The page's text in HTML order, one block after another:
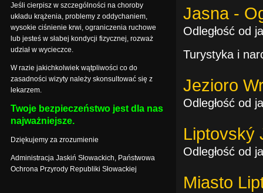
Jasna -
Odległość od
Turystyka i
Jezioro
Odległość od
Liptovský
Odległość od
Miasto
Jeśli cierpisz w szczególności na choroby
układu krążenia, problemy z oddychaniem,
wysokie ciśnienie krwi, ograniczenia ruchowe
lub jesteś w słabej kondycji fizycznej, rozważ
udział w wycieczce.
W razie jakichkolwiek wątpliwości co do
zasadności wizyty należy skonsultować się z
lekarzem.
Twoje bezpieczeństwo jest dla nas
najważniejsze.
Dziękujemy za zrozumienie
Administracja Jaskiń Słowackich, Państwowa
Ochrona Przyrody Republiki Słowackiej